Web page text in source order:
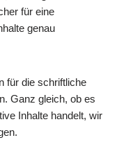
für eine
genau
für die schriftliche
Ganz gleich, ob es
Inhalte handelt, wir